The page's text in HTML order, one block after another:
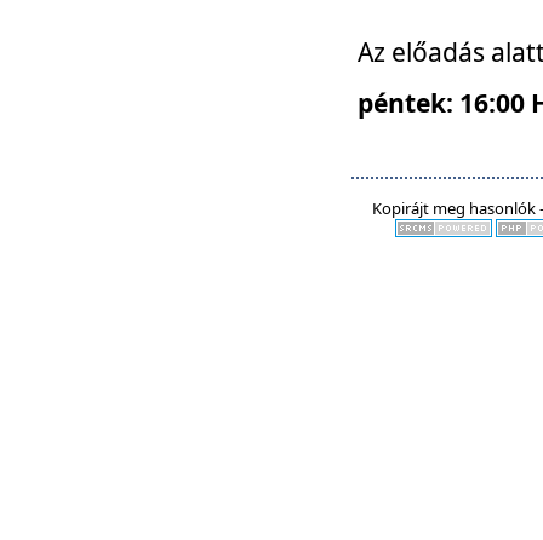
Az előadás
péntek: 16:00
Kopirájt meg hasonlók